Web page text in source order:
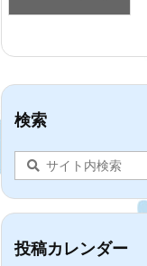
検索
投稿カレンダー